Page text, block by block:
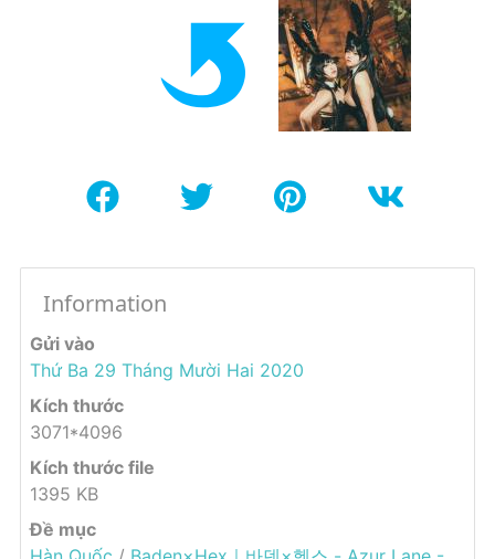
Information
Gửi vào
Thứ Ba 29 Tháng Mười Hai 2020
Kích thước
3071*4096
Kích thước file
1395 KB
Đề mục